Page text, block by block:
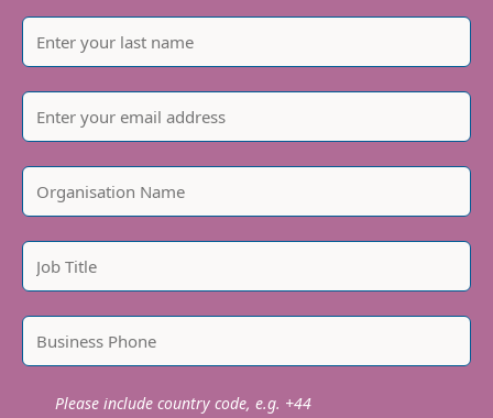
Please include country code, e.g. +44